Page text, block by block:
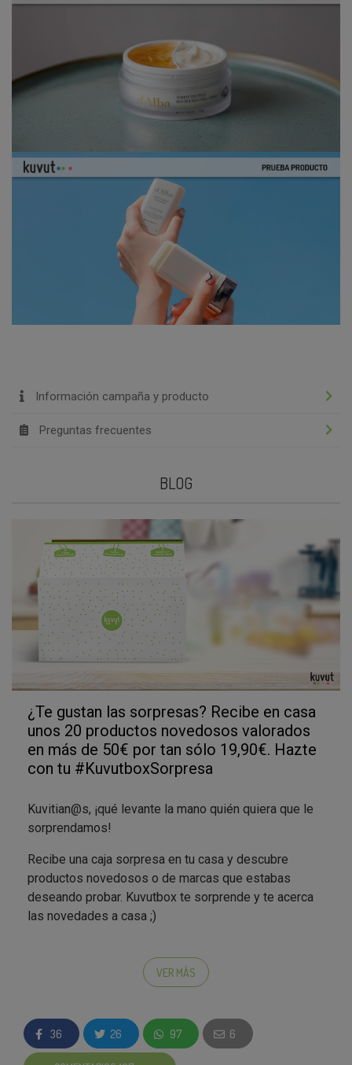
Información campaña y producto
Preguntas frecuentes
BLOG
¿Te gustan las sorpresas? Recibe en casa
unos 20 productos novedosos valorados
en más de 50€ por tan sólo 19,90€. Hazte
con tu #KuvutboxSorpresa
Kuvitian@s, ¡qué levante la mano quién quiera que le
sorprendamos!
Recibe una caja sorpresa en tu casa y descubre
productos novedosos o de marcas que estabas
deseando probar. Kuvutbox te sorprende y te acerca
las novedades a casa ;)
probar las últimas novedades en
productos de alimentación, belleza, hogar,
En estas campañas no hay sorteos ni selecciones,
solo debes decidir si quieres dejarte
VER MÁS
36 26 97 6